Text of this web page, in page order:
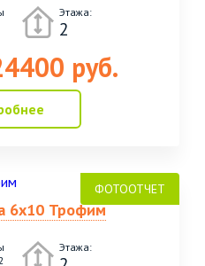
Этажа:
2
руб.
6х10 Трофим
Этажа: